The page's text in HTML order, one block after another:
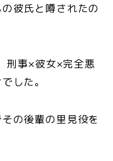
彼氏と噂されたの
事×彼女×完全悪
した。
の後輩の里見役を